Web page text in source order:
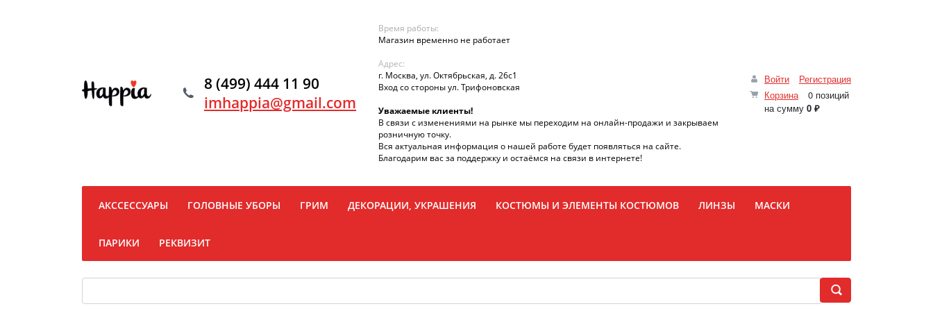
Войти
Регистрация
Корзина
0 позиций
на сумму 0 ₽
8 (499) 444 11 90
imhappia@gmail.com
Время работы:
Магазин временно не работает
Адрес:
г. Москва, ул. Октябрьская, д. 26с1
Вход со стороны ул. Трифоновская
Уважаемые клиенты!
В связи с изменениями на рынке мы переходим на онлайн-продажи и закрываем
розничную точку.
Вся актуальная информация о нашей работе будет появляться на сайте.
Благодарим вас за поддержку и остаёмся на связи в интернете!
АКССЕССУАРЫ ГОЛОВНЫЕ УБОРЫ ГРИМ ДЕКОРАЦИИ, УКРАШЕНИЯ КОСТЮМЫ И ЭЛЕМЕНТЫ КОСТЮМОВ ЛИНЗЫ МАСКИ
ПАРИКИ РЕКВИЗИТ